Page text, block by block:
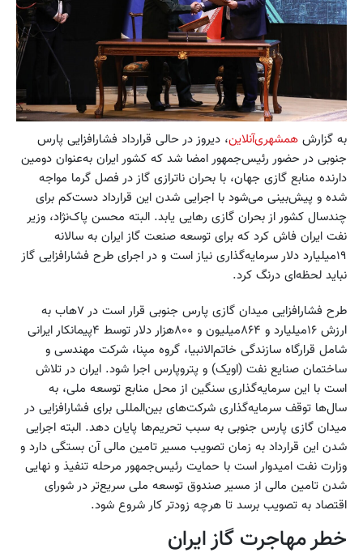
به گزارش همشهری‌آنلاین، دیروز در حالی قرارداد فشارافزایی پارس
‌جنوبی در حضور رئیس‌جمهور امضا شد که کشور ایران به‌عنوان دومین
دارنده منابع گازی جهان، با بحران ناترازی گاز در فصل گرما مواجه
شده و پیش‌بینی می‌شود با اجرایی شدن این قرارداد دست‌کم برای
چندسال کشور از بحران گازی رهایی یابد. البته محسن پاک‌نژاد، وزیر
نفت ایران فاش کرد که برای توسعه صنعت گاز ایران به سالانه
۱۹میلیارد دلار سرمایه‌گذاری نیاز است و در اجرای طرح فشارافزایی گاز
نباید لحظه‌ای درنگ کرد.
طرح فشارافزایی میدان گازی پارس ‌جنوبی قرار است در ۷هاب به
ارزش ۱۶میلیارد و ۸۶۴میلیون و ۸۰۰هزار دلار توسط ۴پیمانکار ایرانی
شامل قرارگاه سازندگی خاتم‌الانبیا، گروه مپنا، شرکت مهندسی و
ساختمان صنایع نفت (اویک) و پتروپارس اجرا شود. ایران در تلاش
است با این سرمایه‌گذاری سنگین از محل منابع توسعه ملی، به
سال‌ها توقف سرمایه‌گذاری‌ شرکت‌های بین‌المللی برای فشارافزایی در
میدان گازی پارس ‌جنوبی به سبب تحریم‌ها پایان دهد. البته اجرایی
شدن این قرارداد به زمان تصویب مسیر تامین مالی آن بستگی دارد و
وزارت نفت امیدوار است با حمایت رئیس‌جمهور مرحله تنفیذ و نهایی
شدن تامین مالی از مسیر صندوق توسعه ملی سریع‌تر در شورای
اقتصاد به تصویب برسد تا هرچه زودتر کار شروع شود.
خطر مهاجرت گاز ایران